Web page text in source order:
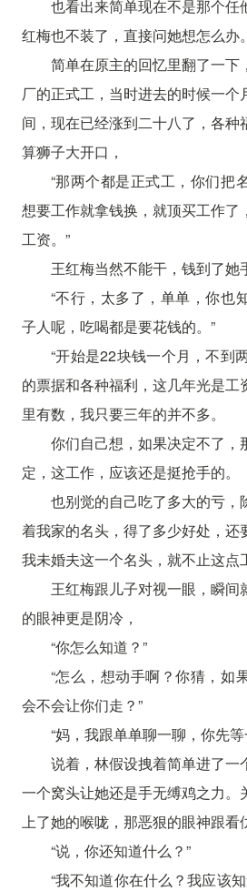
也看出来简单现在不是那个任
红梅也不装了，直接问她想怎么办。
简单在原主的回忆里翻了一下
厂的正式工，当时进去的时候一个
间，现在已经涨到二十八了，各种
算狮子大开口，
“那两个都是正式工，你们把
想要工作就拿钱换，就顶买工作了
工资。”
王红梅当然不能干，钱到了她
“不行，太多了，单单，你也
子人呢，吃喝都是要花钱的。”
“开始是22块钱一个月，不到
的票据和各种福利，这几年光是工
里有数，我只要三年的并不多。
你们自己想，如果决定不了，
定，这工作，应该还是挺抢手的。
也别觉的自己吃了多大的亏，
着我家的名头，得了多少好处，还
我未婚夫这一个名头，就不止这点
王红梅跟儿子对视一眼，瞬间
的眼神更是阴冷，
“你怎么知道？”
“怎么，想动手啊？你猜，如
会不会让你们走？”
“妈，我跟单单聊一聊，你先等
说着，林假设拽着简单进了一
一个窝头让她还是手无缚鸡之力。
上了她的喉咙，那恶狠的眼神跟看
“说，你还知道什么？”
“我不知道你在什么？我应该